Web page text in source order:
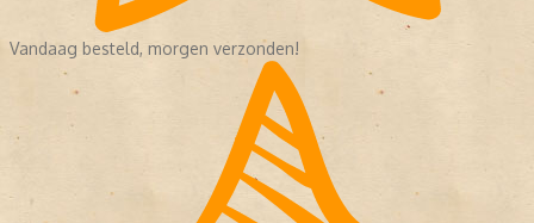
Vandaag besteld, morgen verzonden!